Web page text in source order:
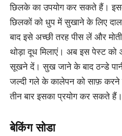
छिलके का उपयोग कर सकते हैं।
छिलकों को धुप में सुखाने के लिए
बाद इसे अच्छी तरह पीस लें और
थोड़ा दूध मिलाएं। अब इस पेस्ट को
सूखने दें। सुख जाने के बाद ठन्डे
जल्दी गले के कालेपन को साफ़ करने
तीन बार इसका प्रयोग कर सकते हैं।
बेकिंग सोडा